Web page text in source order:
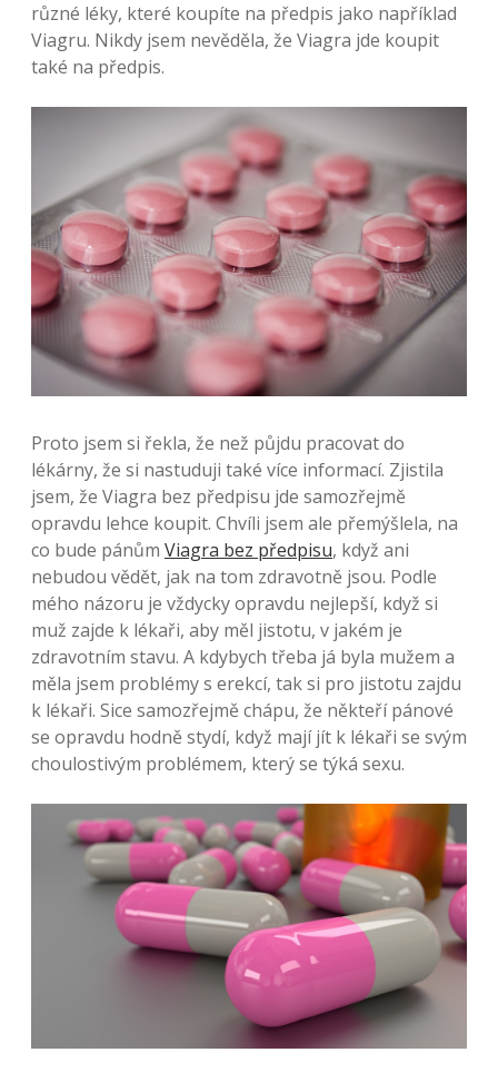
různé léky, které koupíte na předpis jako například
Viagru. Nikdy jsem nevěděla, že Viagra jde koupit
také na předpis.
Proto jsem si řekla, že než půjdu pracovat do
lékárny, že si nastuduji také více informací. Zjistila
jsem, že Viagra bez předpisu jde samozřejmě
opravdu lehce koupit. Chvíli jsem ale přemýšlela, na
co bude pánům Viagra bez předpisu, když ani
nebudou vědět, jak na tom zdravotně jsou. Podle
mého názoru je vždycky opravdu nejlepší, když si
muž zajde k lékaři, aby měl jistotu, v jakém je
zdravotním stavu. A kdybych třeba já byla mužem a
měla jsem problémy s erekcí, tak si pro jistotu zajdu
k lékaři. Sice samozřejmě chápu, že někteří pánové
se opravdu hodně stydí, když mají jít k lékaři se svým
choulostivým problémem, který se týká sexu.